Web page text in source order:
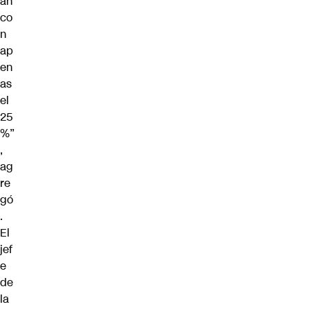
co
n
ap
en
as
el
25
%”
,
ag
re
gó
.
El
jef
e
de
la